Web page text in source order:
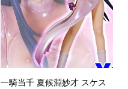
一騎当千 夏候淵妙才 スケス